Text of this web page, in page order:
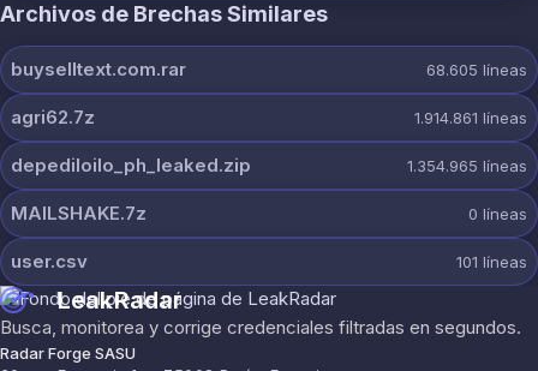
Archivos de Brechas Similares
buyselltext.com.rar 68.605 líneas
agri62.7z 1.914.861 líneas
depediloilo_ph_leaked.zip 1.354.965 líneas
MAILSHAKE.7z 0 líneas
user.csv 101 líneas
LeakRadar
Busca, monitorea y corrige credenciales filtradas en segundos.
Radar Forge SASU